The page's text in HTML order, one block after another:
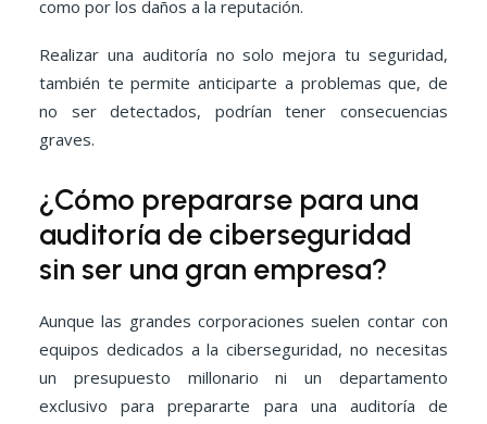
como por los daños a la reputación.
Realizar una auditoría no solo mejora tu seguridad,
también te permite anticiparte a problemas que, de
no ser detectados, podrían tener consecuencias
graves.
¿Cómo prepararse para una
auditoría de ciberseguridad
sin ser una gran empresa?
Aunque las grandes corporaciones suelen contar con
equipos dedicados a la ciberseguridad, no necesitas
un presupuesto millonario ni un departamento
exclusivo para prepararte para una auditoría de